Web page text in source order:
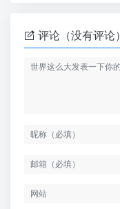
评论（没有评论）